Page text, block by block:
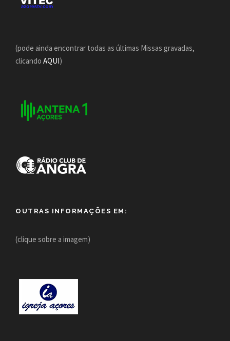
(pode ainda encontrar todas as últimas Missas gravadas,
clicando AQUI)
OUTRAS INFORMAÇÕES EM:
(clique sobre a imagem)